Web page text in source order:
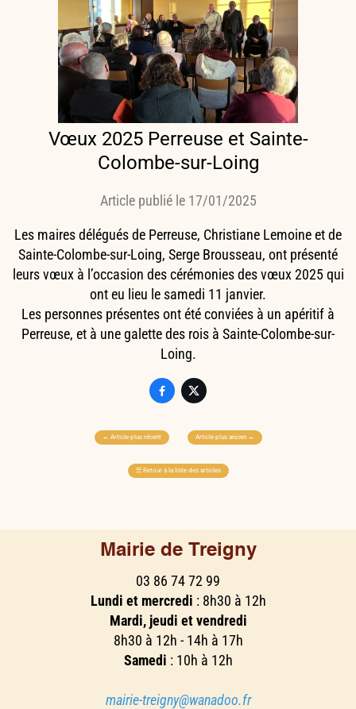
Vœux 2025 Perreuse et Sainte-
Colombe-sur-Loing
Article publié le 17/01/2025
Les maires délégués de Perreuse, Christiane Lemoine et de
Sainte-Colombe-sur-Loing, Serge Brousseau, ont présenté
leurs vœux à l’occasion des cérémonies des vœux 2025 qui
ont eu lieu le samedi 11 janvier.
Les personnes présentes ont été conviées à un apéritif à
Perreuse, et à une galette des rois à Sainte-Colombe-sur-
Loing.
 
← Article plus récent Article plus ancien→
☰ Retour à la liste des articles
Mairie de Treigny
03 86 74 72 99
Lundi et mercredi : 8h30 à 12h
Mardi, jeudi et vendredi
8h30 à 12h - 14h à 17h
Samedi : 10h à 12h
mairie-treigny@wanadoo.fr